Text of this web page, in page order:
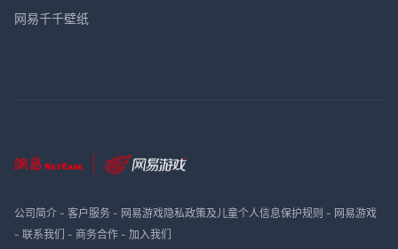
网易千千壁纸
公司简介- 客户服务- 网易游戏隐私政策及儿童个人信息保护规则 - 网易游戏
- 联系我们 - 商务合作- 加入我们